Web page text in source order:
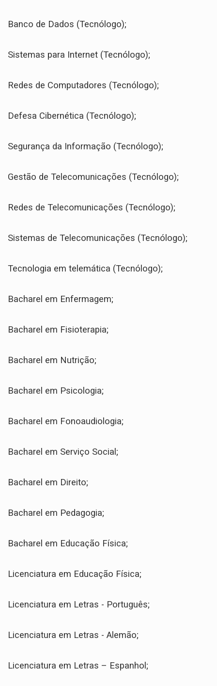
Banco de Dados (Tecnólogo);
Sistemas para Internet (Tecnólogo);
Redes de Computadores (Tecnólogo);
Defesa Cibernética (Tecnólogo);
Segurança da Informação (Tecnólogo);
Gestão de Telecomunicações (Tecnólogo);
Redes de Telecomunicações (Tecnólogo);
Sistemas de Telecomunicações (Tecnólogo);
Tecnologia em telemática (Tecnólogo);
Bacharel em Enfermagem;
Bacharel em Fisioterapia;
Bacharel em Nutrição;
Bacharel em Psicologia;
Bacharel em Fonoaudiologia;
Bacharel em Serviço Social;
Bacharel em Direito;
Bacharel em Pedagogia;
Bacharel em Educação Física;
Licenciatura em Educação Física;
Licenciatura em Letras - Português;
Licenciatura em Letras - Alemão;
Licenciatura em Letras – Espanhol;